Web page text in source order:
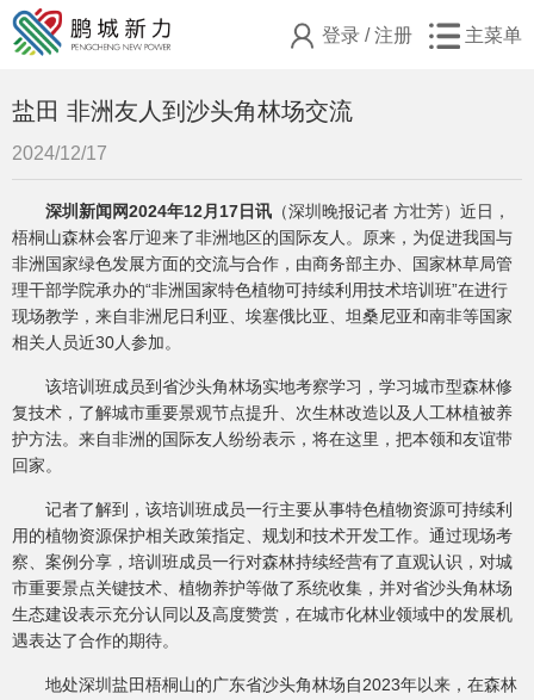
登录 /注册 主菜单
盐田 非洲友人到沙头角林场交流
2024/12/17
深圳新闻网2024年12月17日讯 （深圳晚报记者 方壮芳）近日，
梧桐山森林会客厅迎来了非洲地区的国际友人。原来，为促进我国与
非洲国家绿色发展方面的交流与合作，由商务部主办、国家林草局管
理干部学院承办的“非洲国家特色植物可持续利用技术培训班”在进行
现场教学，来自非洲尼日利亚、埃塞俄比亚、坦桑尼亚和南非等国家
相关人员近30人参加。
该培训班成员到省沙头角林场实地考察学习，学习城市型森林修
复技术，了解城市重要景观节点提升、次生林改造以及人工林植被养
护方法。来自非洲的国际友人纷纷表示，将在这里，把本领和友谊带
回家。
记者了解到，该培训班成员一行主要从事特色植物资源可持续利
用的植物资源保护相关政策指定、规划和技术开发工作。通过现场考
察、案例分享，培训班成员一行对森林持续经营有了直观认识，对城
市重要景点关键技术、植物养护等做了系统收集，并对省沙头角林场
生态建设表示充分认同以及高度赞赏，在城市化林业领域中的发展机
遇表达了合作的期待。
地处深圳盐田梧桐山的广东省沙头角林场自2023年以来，在森林